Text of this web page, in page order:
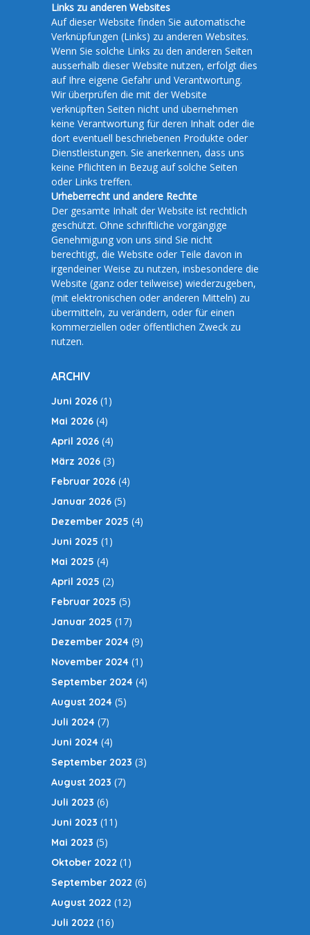
Links zu anderen Websites
Auf dieser Website finden Sie automatische
Verknüpfungen (Links) zu anderen Websites.
Wenn Sie solche Links zu den anderen Seiten
ausserhalb dieser Website nutzen, erfolgt dies
auf Ihre eigene Gefahr und Verantwortung.
Wir überprüfen die mit der Website
verknüpften Seiten nicht und übernehmen
keine Verantwortung für deren Inhalt oder die
dort eventuell beschriebenen Produkte oder
Dienstleistungen. Sie anerkennen, dass uns
keine Pflichten in Bezug auf solche Seiten
oder Links treffen.
Urheberrecht und andere Rechte
Der gesamte Inhalt der Website ist rechtlich
geschützt. Ohne schriftliche vorgängige
Genehmigung von uns sind Sie nicht
berechtigt, die Website oder Teile davon in
irgendeiner Weise zu nutzen, insbesondere die
Website (ganz oder teilweise) wiederzugeben,
(mit elektronischen oder anderen Mitteln) zu
übermitteln, zu verändern, oder für einen
kommerziellen oder öffentlichen Zweck zu
nutzen.
ARCHIV
Juni 2026 (1)
Mai 2026 (4)
April 2026 (4)
März 2026 (3)
Februar 2026 (4)
Januar 2026 (5)
Dezember 2025 (4)
Juni 2025 (1)
Mai 2025 (4)
April 2025 (2)
Februar 2025 (5)
Januar 2025 (17)
Dezember 2024 (9)
November 2024 (1)
September 2024 (4)
August 2024 (5)
Juli 2024 (7)
Juni 2024 (4)
September 2023 (3)
August 2023 (7)
Juli 2023 (6)
Juni 2023 (11)
Mai 2023 (5)
Oktober 2022 (1)
September 2022 (6)
August 2022 (12)
Juli 2022 (16)